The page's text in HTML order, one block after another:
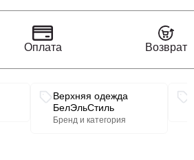
Оплата Возврат
Верхняя одежда
БелЭльСтиль
Бренд и категория